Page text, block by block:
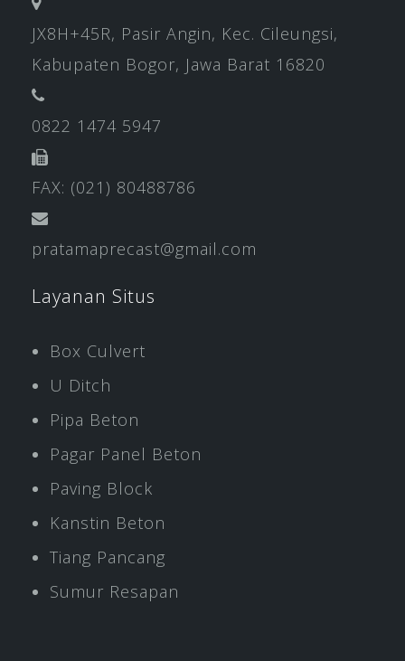
JX8H+45R, Pasir Angin, Kec. Cileungsi,
Kabupaten Bogor, Jawa Barat 16820
0822 1474 5947
FAX: (021) 80488786
pratamaprecast@gmail.com
Layanan Situs
Box Culvert
U Ditch
Pipa Beton
Pagar Panel Beton
Paving Block
Kanstin Beton
Tiang Pancang
Sumur Resapan